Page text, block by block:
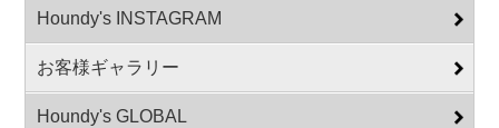
Houndy's INSTAGRAM
お客様ギャラリー
Houndy's GLOBAL